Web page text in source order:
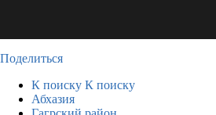
Поделиться
К поиску К поиску
Абхазия